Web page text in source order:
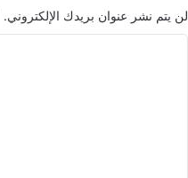
لن يتم نشر عنوان بريدك الإلكتروني.